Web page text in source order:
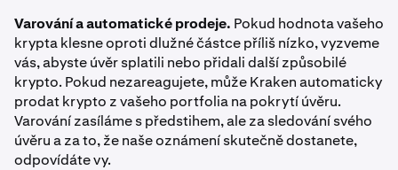
Varování a automatické prodeje. Pokud hodnota vašeho
krypta klesne oproti dlužné částce příliš nízko, vyzveme
vás, abyste úvěr splatili nebo přidali další způsobilé
krypto. Pokud nezareagujete, může Kraken automaticky
prodat krypto z vašeho portfolia na pokrytí úvěru.
Varování zasíláme s předstihem, ale za sledování svého
úvěru a za to, že naše oznámení skutečně dostanete,
odpovídáte vy.